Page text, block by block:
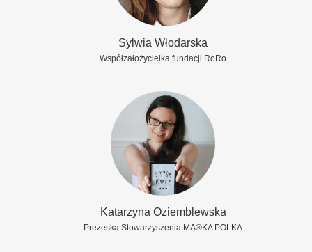
Sylwia Włodarska
Współzałożycielka fundacji RoRo
Katarzyna Oziemblewska
Prezeska Stowarzyszenia MA®KA POLKA